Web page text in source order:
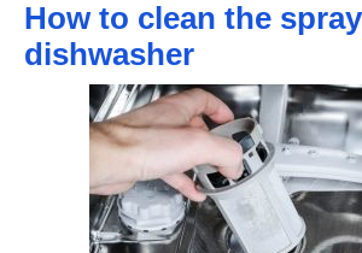
How to clean the
dishwasher